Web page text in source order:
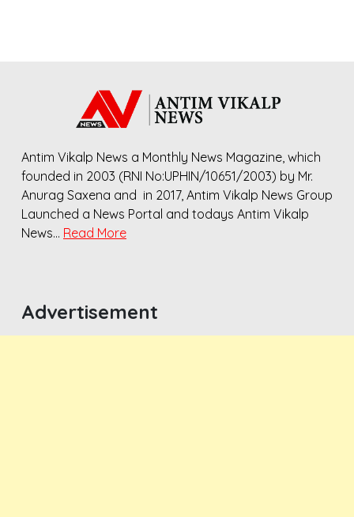
Antim Vikalp News a Monthly News Magazine, which
founded in 2003 (RNI No:UPHIN/10651/2003) by Mr.
Anurag Saxena and in 2017, Antim Vikalp News Group
Launched a News Portal and todays Antim Vikalp
News… Read More
Advertisement